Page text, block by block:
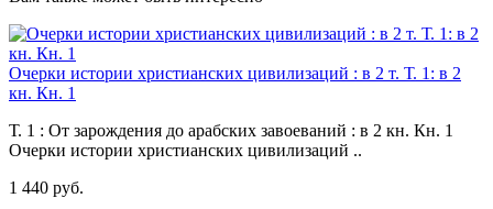
Очерки истории христианских цивилизаций : в 2 т. Т. 1: в 2
кн. Кн. 1
Т. 1 : От зарождения до арабских завоеваний : в 2 кн. Кн. 1
Очерки истории христианских цивилизаций ..
1 440 руб.